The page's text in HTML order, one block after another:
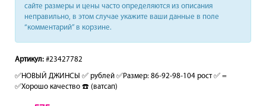
сайте размеры и цены часто определяются из описания
неправильно, в этом случае укажите ваши данные в поле
“комментарий” в корзине.
Артикул: #23427782
✅НОВЫЙ ДЖИНСЫ ✅ рублей ✅Размер: 86-92-98-104 рост ✅ =
✅Хорошо качество ☎️ (ватсап)